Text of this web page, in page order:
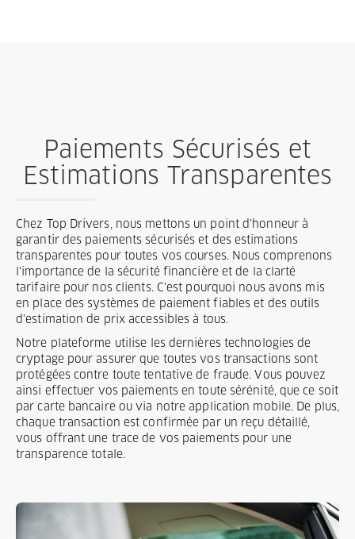
Paiements Sécurisés et
Estimations Transparentes
Chez Top Drivers, nous mettons un point d'honneur à
garantir des paiements sécurisés et des estimations
transparentes pour toutes vos courses. Nous comprenons
l'importance de la sécurité financière et de la clarté
tarifaire pour nos clients. C'est pourquoi nous avons mis
en place des systèmes de paiement fiables et des outils
d'estimation de prix accessibles à tous.
Notre plateforme utilise les dernières technologies de
cryptage pour assurer que toutes vos transactions sont
protégées contre toute tentative de fraude. Vous pouvez
ainsi effectuer vos paiements en toute sérénité, que ce soit
par carte bancaire ou via notre application mobile. De plus,
chaque transaction est confirmée par un reçu détaillé,
vous offrant une trace de vos paiements pour une
transparence totale.